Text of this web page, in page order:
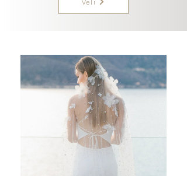
Veli